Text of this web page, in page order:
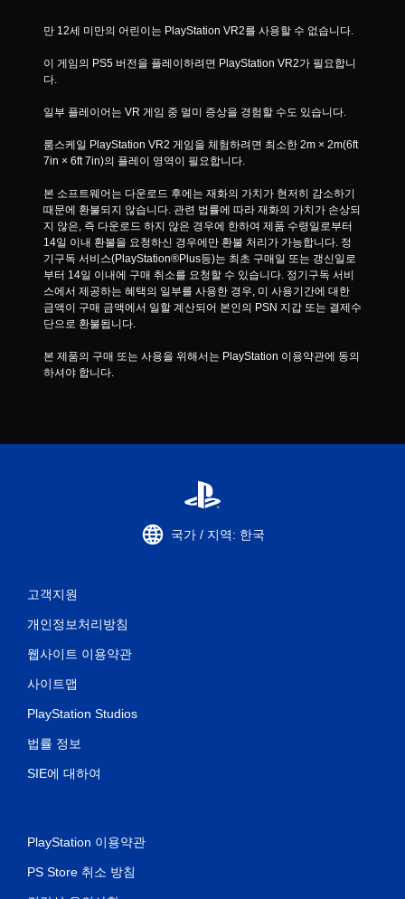
만 12세 미만의 어린이는 PlayStation VR2를 사용할 수 없습니다.
이 게임의 PS5 버전을 플레이하려면 PlayStation VR2가 필요합니
다.
일부 플레이어는 VR 게임 중 멀미 증상을 경험할 수도 있습니다.
룸스케일 PlayStation VR2 게임을 체험하려면 최소한 2m × 2m(6ft
7in × 6ft 7in)의 플레이 영역이 필요합니다.
본 소프트웨어는 다운로드 후에는 재화의 가치가 현저히 감소하기
때문에 환불되지 않습니다. 관련 법률에 따라 재화의 가치가 손상되
지 않은, 즉 다운로드 하지 않은 경우에 한하여 제품 수령일로부터
14일 이내 환불을 요청하신 경우에만 환불 처리가 가능합니다. 정
기구독 서비스(PlayStation®Plus등)는 최초 구매일 또는 갱신일로
부터 14일 이내에 구매 취소를 요청할 수 있습니다. 정기구독 서비
스에서 제공하는 혜택의 일부를 사용한 경우, 미 사용기간에 대한
금액이 구매 금액에서 일할 계산되어 본인의 PSN 지갑 또는 결제수
단으로 환불됩니다.
본 제품의 구매 또는 사용을 위해서는 PlayStation 이용약관에 동의
하셔야 합니다.
국가 / 지역: 한국
고객지원
개인정보처리방침
웹사이트 이용약관
사이트맵
PlayStation Studios
법률 정보
SIE에 대하여
PlayStation 이용약관
PS Store 취소 방침